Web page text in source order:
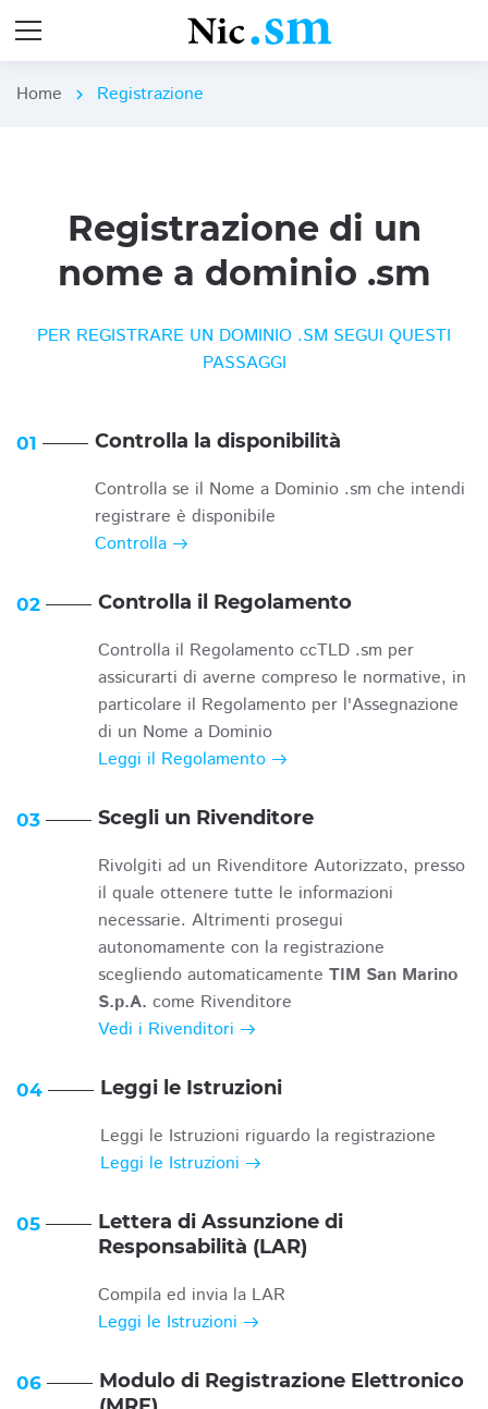
Home chevron_right Registrazione
Registrazione di un
nome a dominio .sm
PER REGISTRARE UN DOMINIO .SM SEGUI QUESTI
PASSAGGI
01 Controlla la disponibilità
Controlla se il Nome a Dominio .sm che intendi
registrare è disponibile
Controlla
02 Controlla il Regolamento
Controlla il Regolamento ccTLD .sm per
assicurarti di averne compreso le normative, in
particolare il Regolamento per l'Assegnazione
di un Nome a Dominio
Leggi il Regolamento
03 Scegli un Rivenditore
Rivolgiti ad un Rivenditore Autorizzato, presso
il quale ottenere tutte le informazioni
necessarie. Altrimenti prosegui
autonomamente con la registrazione
scegliendo automaticamente TIM San Marino
S.p.A. come Rivenditore
Vedi i Rivenditori
04 Leggi le Istruzioni
Leggi le Istruzioni riguardo la registrazione
Leggi le Istruzioni
05
Lettera di Assunzione di
Responsabilità (LAR)
Compila ed invia la LAR
Leggi le Istruzioni
06
Modulo di Registrazione Elettronico